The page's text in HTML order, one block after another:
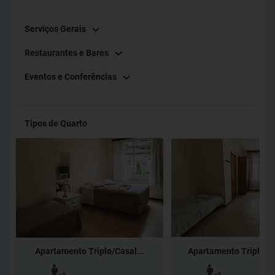
Serviços Gerais
Restaurantes e Bares
Eventos e Conferências
Tipos de Quarto
Apartamento Triplo/Casal... Apartamento Triplo